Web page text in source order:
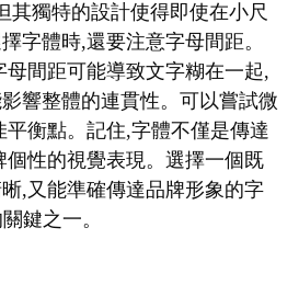
其獨特的設計使得即使在小尺
字體時,還要注意字母間距。
間距可能導致文字糊在一起,
響整體的連貫性。可以嘗試微
衡點。記住,字體不僅是傳達
性的視覺表現。選擇一個既
,又能準確傳達品牌形象的字
鍵之一。